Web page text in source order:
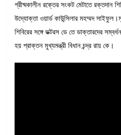
গ্রীষ্মকালীন রক্তের সংকট মেটাতে রক্তদান
উদ্যোক্তা ওয়ার্ড কাউন্সিলার মহম্মদ
শিবিরের সঙ্গে ডক্টরস ডে তে ডাক্তারদের
হয় প্রাক্তন মুখ্যমন্ত্রী বিধান চন্দ্র রায় কে।